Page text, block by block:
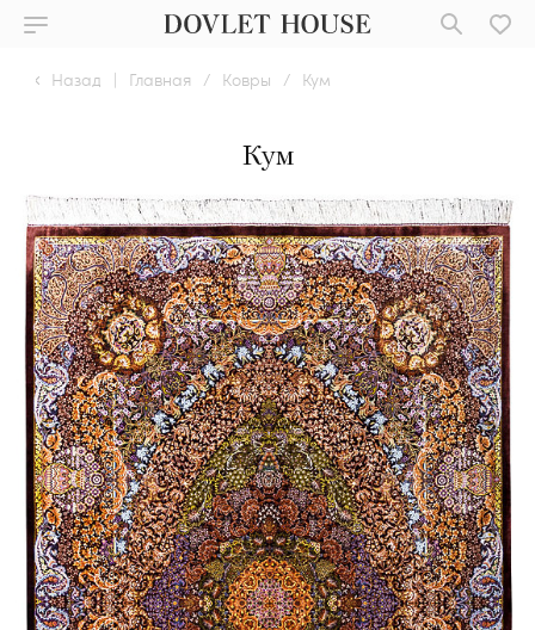
Назад | Главная / Ковры / Кум
Кум